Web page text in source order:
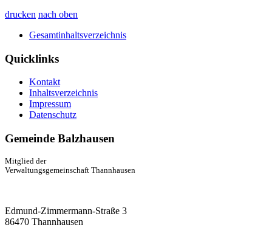
drucken nach oben
Gesamtinhaltsverzeichnis
Quicklinks
Kontakt
Inhaltsverzeichnis
Impressum
Datenschutz
Gemeinde Balzhausen
Mitglied der
Verwaltungsgemeinschaft Thannhausen
Edmund-Zimmermann-Straße 3
86470 Thannhausen